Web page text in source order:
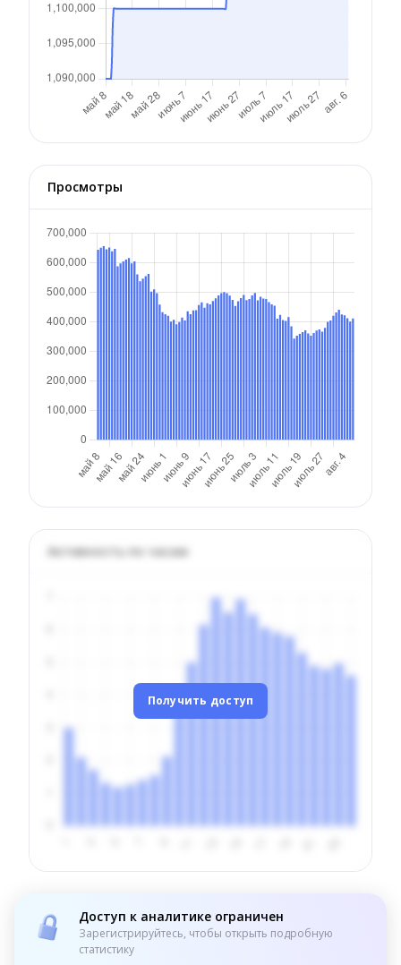
Просмотры
Активность по часам
Получить доступ
Доступ к аналитике ограничен
Зарегистрируйтесь, чтобы открыть подробную
статистику